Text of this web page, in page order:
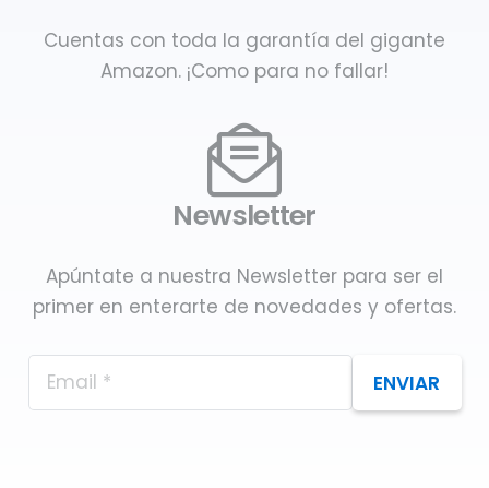
Cuentas con toda la garantía del gigante
Amazon. ¡Como para no fallar!
Newsletter
Apúntate a nuestra Newsletter para ser el
primer en enterarte de novedades y ofertas.
ENVIAR